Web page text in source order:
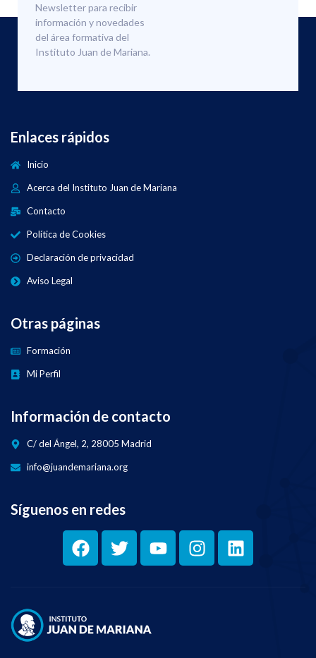
Newsletter para recibir
información y novedades
del área formativa del
Instituto Juan de Mariana.
Enlaces rápidos
Inicio
Acerca del Instituto Juan de Mariana
Contacto
Política de Cookies
Declaración de privacidad
Aviso Legal
Otras páginas
Formación
Mi Perfil
Información de contacto
C/ del Ángel, 2, 28005 Madrid
info@juandemariana.org
Síguenos en redes